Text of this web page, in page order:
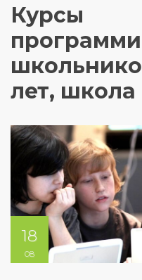
Курсы
лет, школа
18
08